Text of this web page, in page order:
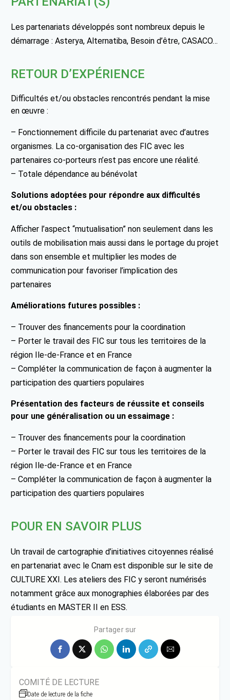
Les partenariats développés sont nombreux depuis le
démarrage : Asterya, Alternatiba, Besoin d’être, CASACO…
RETOUR D’EXPÉRIENCE
Difficultés et/ou obstacles rencontrés pendant la mise
en œuvre :
– Fonctionnement difficile du partenariat avec d’autres
organismes. La co-organisation des FIC avec les
partenaires co-porteurs n’est pas encore une réalité.
– Totale dépendance au bénévolat
Solutions adoptées pour répondre aux difficultés
et/ou obstacles :
Afficher l’aspect “mutualisation” non seulement dans les
outils de mobilisation mais aussi dans le portage du projet
dans son ensemble et multiplier les modes de
communication pour favoriser l’implication des
partenaires
Améliorations futures possibles :
– Trouver des financements pour la coordination
– Porter le travail des FIC sur tous les territoires de la
région Ile-de-France et en France
– Compléter la communication de façon à augmenter la
participation des quartiers populaires
Présentation des facteurs de réussite et conseils
pour une généralisation ou un essaimage :
– Trouver des financements pour la coordination
– Porter le travail des FIC sur tous les territoires de la
région Ile-de-France et en France
– Compléter la communication de façon à augmenter la
participation des quartiers populaires
POUR EN SAVOIR PLUS
Un travail de cartographie d’initiatives citoyennes réalisé
en partenariat avec le Cnam est disponible sur le site de
CULTURE XXI. Les ateliers des FIC y seront numérisés
notamment grâce aux monographies élaborées par des
étudiants en MASTER II en ESS.
Partager sur
COMITÉ DE LECTURE
Date de lecture de la fiche